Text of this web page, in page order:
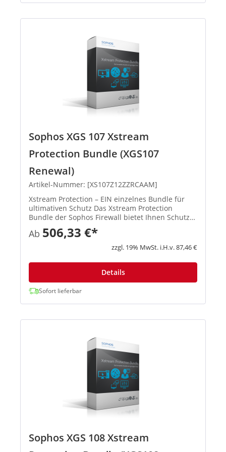
Sophos XGS 107 Xstream
Protection Bundle (XGS107
Renewal)
Artikel-Nummer: [XS107Z12ZZRCAAM]
Xstream Protection – EIN einzelnes Bundle für
ultimativen Schutz Das Xstream Protection
Bundle der Sophos Firewall bietet Ihnen Schutz
und Performance der nächsten Generation.
Außerdem erhalten Sie eine kosteneffiziente
Lösung, mit der Sie die Herau...
Ab 506,33 €*
zzgl. 19% MwSt. i.H.v. 87,46 €
Details
Sofort lieferbar
Sophos XGS 108 Xstream